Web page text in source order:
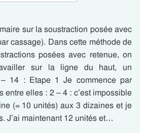
sur la soustraction posée avec
cassage). Dans cette méthode de
posées avec retenue, on
sur la ligne du haut, un
14 : Etape 1 Je commence par
entre elles : 2 – 4 : c’est impossible
(= 10 unités) aux 3 dizaines et je
J’ai maintenant 12 unités et…